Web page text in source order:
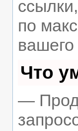
по
вашего
Что
—